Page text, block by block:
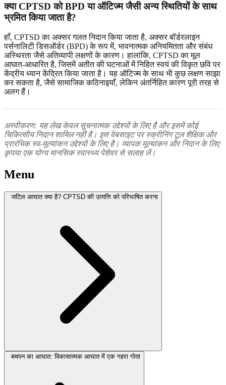
क्या CPTSD को BPD या ऑटिज्म जैसी अन्य स्थितियों के साथ
भ्रमित किया जाता है?
हाँ, CPTSD का अक्सर गलत निदान किया जाता है, अक्सर बॉर्डरलाइन
पर्सनालिटी डिसऑर्डर (BPD) के रूप में, भावनात्मक अनियमितता और संबंध
अस्थिरता जैसे अतिव्यापी लक्षणों के कारण। हालांकि, CPTSD का मूल
आघात-आधारित है, जिसमें अतीत की घटनाओं में निहित स्वयं की विकृत छवि पर
केंद्रीय ध्यान केंद्रित किया जाता है। यह ऑटिज्म के साथ भी कुछ लक्षण साझा
कर सकता है, जैसे सामाजिक कठिनाइयाँ, लेकिन अंतर्निहित कारण पूरी तरह से
अलग हैं।
अस्वीकरण: यह लेख केवल सूचनात्मक उद्देश्यों के लिए है और इसमें कोई
चिकित्सीय निदान शामिल नहीं है। इस वेबसाइट पर स्क्रीनिंग टूल शैक्षिक और
प्रारंभिक स्व-मूल्यांकन उद्देश्यों के लिए है। व्यापक मूल्यांकन और निदान के लिए
कृपया एक योग्य मानसिक स्वास्थ्य पेशेवर से सलाह लें।
Menu
जटिल आघात क्या है? CPTSD की उत्पत्ति को परिभाषित करना
बचपन का आघात: विकासात्मक आघात में एक गहरा गोता